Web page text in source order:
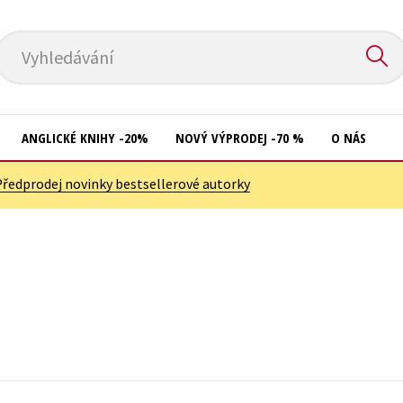
Vyhledávání
ANGLICKÉ KNIHY -20% NOVÝ VÝPRODEJ -70 % O NÁS
novinky bestsellerové autorky